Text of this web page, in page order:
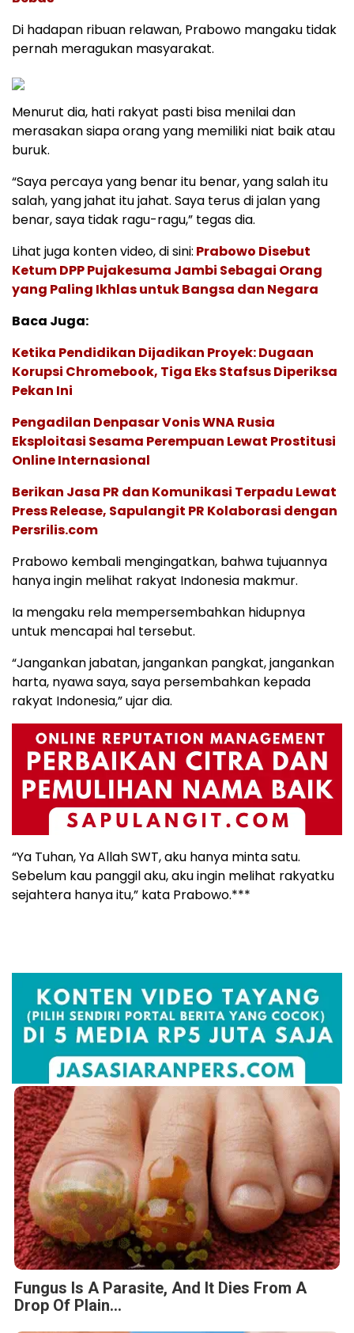
Di hadapan ribuan relawan, Prabowo mangaku tidak
pernah meragukan masyarakat.
Menurut dia, hati rakyat pasti bisa menilai dan
merasakan siapa orang yang memiliki niat baik atau
buruk.
“Saya percaya yang benar itu benar, yang salah itu
salah, yang jahat itu jahat. Saya terus di jalan yang
benar, saya tidak ragu-ragu,” tegas dia.
Lihat juga konten video, di sini: Prabowo Disebut
Ketum DPP Pujakesuma Jambi Sebagai Orang
yang Paling Ikhlas untuk Bangsa dan Negara
Baca Juga:
Ketika Pendidikan Dijadikan Proyek: Dugaan
Korupsi Chromebook, Tiga Eks Stafsus Diperiksa
Pekan Ini
Pengadilan Denpasar Vonis WNA Rusia
Eksploitasi Sesama Perempuan Lewat Prostitusi
Online Internasional
Berikan Jasa PR dan Komunikasi Terpadu Lewat
Press Release, Sapulangit PR Kolaborasi dengan
Persrilis.com
Prabowo kembali mengingatkan, bahwa tujuannya
hanya ingin melihat rakyat Indonesia makmur.
Ia mengaku rela mempersembahkan hidupnya
untuk mencapai hal tersebut.
“Jangankan jabatan, jangankan pangkat, jangankan
harta, nyawa saya, saya persembahkan kepada
rakyat Indonesia,” ujar dia.
“Ya Tuhan, Ya Allah SWT, aku hanya minta satu.
Sebelum kau panggil aku, aku ingin melihat rakyatku
sejahtera hanya itu,” kata Prabowo.***
Fungus Is A Parasite, And It Dies From A
Drop Of Plain...